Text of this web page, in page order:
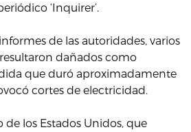
‘Inquirer’.
de las autoridades, varios
dañados como
que duró aproximadamente
cortes de electricidad.
de los Estados Unidos, que